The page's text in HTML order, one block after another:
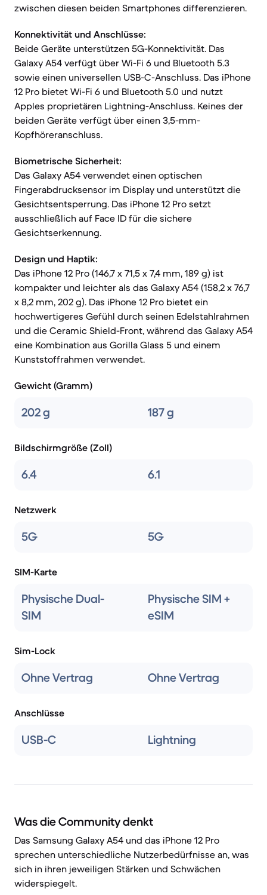
zwischen diesen beiden Smartphones differenzieren.
Konnektivität und Anschlüsse:
Beide Geräte unterstützen 5G-Konnektivität. Das
Galaxy A54 verfügt über Wi-Fi 6 und Bluetooth 5.3
sowie einen universellen USB-C-Anschluss. Das iPhone
12 Pro bietet Wi-Fi 6 und Bluetooth 5.0 und nutzt
Apples proprietären Lightning-Anschluss. Keines der
beiden Geräte verfügt über einen 3,5-mm-
Kopfhöreranschluss.
Biometrische Sicherheit:
Das Galaxy A54 verwendet einen optischen
Fingerabdrucksensor im Display und unterstützt die
Gesichtsentsperrung. Das iPhone 12 Pro setzt
ausschließlich auf Face ID für die sichere
Gesichtserkennung.
Design und Haptik:
Das iPhone 12 Pro (146,7 x 71,5 x 7,4 mm, 189 g) ist
kompakter und leichter als das Galaxy A54 (158,2 x 76,7
x 8,2 mm, 202 g). Das iPhone 12 Pro bietet ein
hochwertigeres Gefühl durch seinen Edelstahlrahmen
und die Ceramic Shield-Front, während das Galaxy A54
eine Kombination aus Gorilla Glass 5 und einem
Kunststoffrahmen verwendet.
Gewicht (Gramm)
202 g 187 g
Bildschirmgröße (Zoll)
6.4 6.1
Netzwerk
5G 5G
SIM-Karte
Physische Dual-
SIM
Physische SIM +
eSIM
Sim-Lock
Ohne Vertrag Ohne Vertrag
Anschlüsse
USB-C Lightning
Was die Community denkt
Das Samsung Galaxy A54 und das iPhone 12 Pro
sprechen unterschiedliche Nutzerbedürfnisse an, was
sich in ihren jeweiligen Stärken und Schwächen
widerspiegelt.